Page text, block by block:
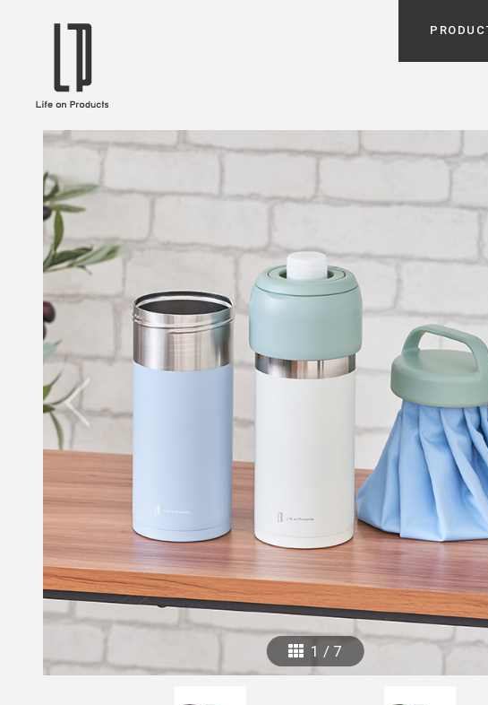
Life on Products
冷凍庫 / 掃除用品 / 加湿器 / ハンディ
mercyu
ディフューザー / ルームス
EVOOCH
イヤホン / スピーカー / モ
JAVALO ELF
シーリングファン / ペンダントライト
/ インテリアライト / 電球 etc
plus more
PRISMATE
キッチン家電 / 加湿器 / ハンディファ
Sifflus
ハンモック / ティピー / テン
Onlili TOUCHBeauty
美顔器 / 多機能ブラシ / ドラ
mottole
Life on Productsについて
MESSAGE
代表取締役挨拶 /
B to B SERVICE
法人のお客様向けサービス
SDGs
SDGsへの取り組み
1 / 7